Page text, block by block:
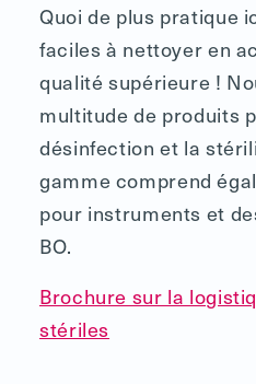
Quoi de plus pratique
faciles à nettoyer en
qualité supérieure !
multitude de produits
désinfection et la
gamme comprend
pour instruments et
BO.
Brochure sur la
stériles